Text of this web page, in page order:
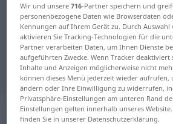
Italienisch-Deutsch
für "latitudine"
"latitudine" Deutsch
„latitudine“:
Wir und unsere716-Partner speichern und
personenbezogene Daten wie Browserdaten
Kennungen auf Ihrem Gerät zu. Durch Auswahl
aktivieren Sie Tracking-Technologien für die
Partner verarbeiten Daten, um Ihnen Dienste
aufgeführten Zwecke. Wenn Tracker deaktiviert
Inhalte und Anzeigen möglicherweise nicht
können dieses Menü jederzeit wieder aufrufen,
ändern oder Ihre Einwilligung zu widerrufen,
Privatsphäre-Einstellungen am unteren Rand
Einstellungen gelten innerhalb unseres
finden Sie in unserer Datenschutzerklärung.